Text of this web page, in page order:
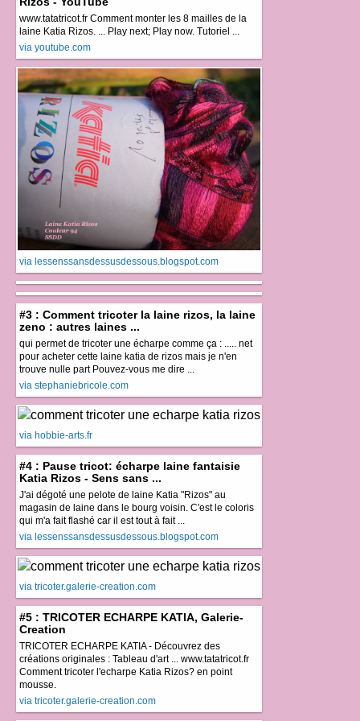
www.tatatricot.fr Comment monter les 8 mailles de la
laine Katia Rizos. ... Play next; Play now. Tutoriel ...
via youtube.com
via lessenssansdessusdessous.blogspot.com
#3 : Comment tricoter la laine rizos, la laine
zeno : autres laines ...
qui permet de tricoter une écharpe comme ça : ..... net
pour acheter cette laine katia de rizos mais je n'en
trouve nulle part Pouvez-vous me dire ...
via stephaniebricole.com
via hobbie-arts.fr
#4 : Pause tricot: écharpe laine fantaisie
Katia Rizos - Sens sans ...
J'ai dégoté une pelote de laine Katia "Rizos" au
magasin de laine dans le bourg voisin. C'est le coloris
qui m'a fait flashé car il est tout à fait ...
via lessenssansdessusdessous.blogspot.com
via tricoter.galerie-creation.com
#5 : TRICOTER ECHARPE KATIA, Galerie-
Creation
TRICOTER ECHARPE KATIA - Découvrez des
créations originales : Tableau d'art ... www.tatatricot.fr
Comment tricoter l'echarpe Katia Rizos? en point
mousse.
via tricoter.galerie-creation.com